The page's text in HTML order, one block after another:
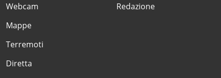
Webcam
Mappe
Terremoti
Diretta
Redazione